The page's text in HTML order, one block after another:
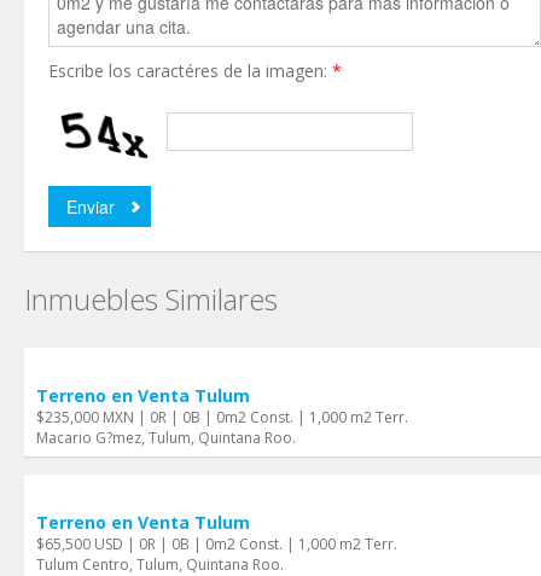
Escribe los caractéres de la imagen: *
Inmuebles Similares
Terreno en Venta Tulum
$235,000 MXN | 0R | 0B | 0m2 Const. | 1,000 m2 Terr.
Macario G?mez, Tulum, Quintana Roo.
Terreno en Venta Tulum
$65,500 USD | 0R | 0B | 0m2 Const. | 1,000 m2 Terr.
Tulum Centro, Tulum, Quintana Roo.